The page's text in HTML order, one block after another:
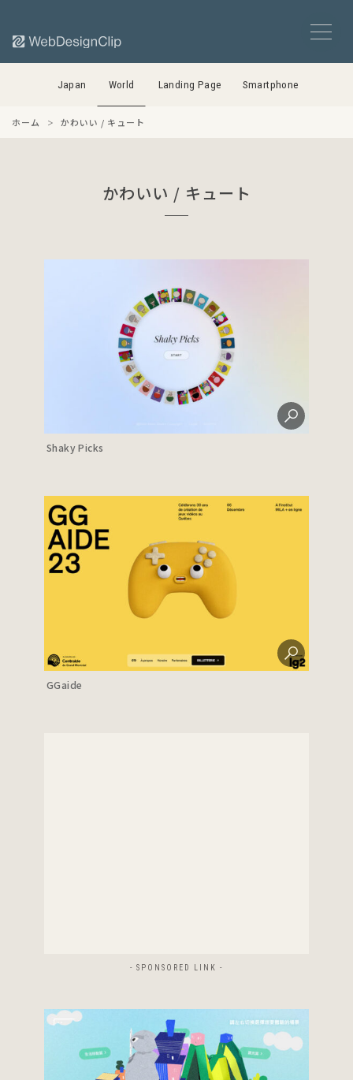
Japan World Landing Page Smartphone
ホーム かわいい / キュート
かわいい / キュート
Shaky Picks
GGaide
- SPONSORED LINK -